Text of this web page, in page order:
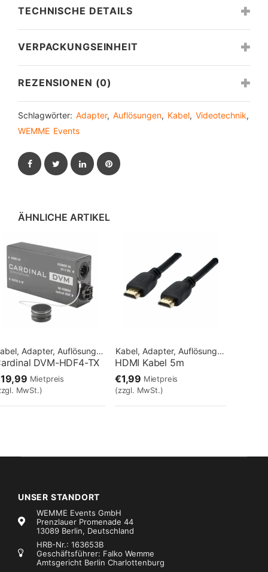
TECHNISCHE DETAILS
VERPACKUNGSEINHEIT
REZENSIONEN (0)
Schlagwörter: Adapter, Auflösungen, Kabel, Videotechnik,
WEMME Events
FacebookTwitterLinkedInPinterest
ÄHNLICHE ARTIKEL
Kabel, Adapter, Auflösungen
DVM-HDF4-TX
Mietpreis
MwSt.)
Kabel, Adapter, Auflösungen
HDMI Kabel 5m
€1,99 Mietpreis
(zzgl. MwSt.)
Kabel, Adapter, Auflösungen , Kabel, Adapter, Auflösungen
UNSER STANDORT
WEMME Events GmbH
Prenzlauer Promenade 44
13089 Berlin, Deutschland
HRB-Nr.: 163653B
Geschäftsführer: Falko Wemme
Amtsgericht Berlin Charlottenburg